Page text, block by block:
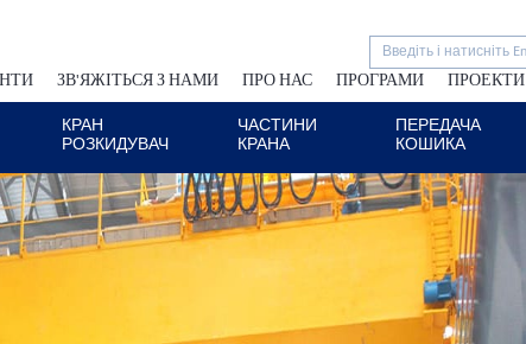
ЗВ'ЯЖІТЬСЯ З НАМИ ПРО НАС ПРОГРАМИ ПРОЕКТИ
КРАН
РОЗКИДУВАЧ
ЧАСТИНИ
КРАНА
ПЕРЕДАЧА
КОШИКА